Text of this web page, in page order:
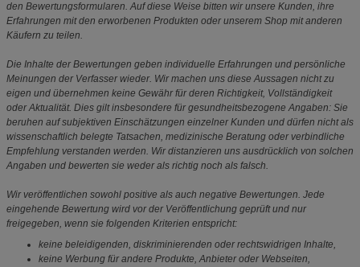
den Bewertungsformularen. Auf diese Weise bitten wir unsere Kunden, ihre
Erfahrungen mit den erworbenen Produkten oder unserem Shop mit anderen
Käufern zu teilen.
Die Inhalte der Bewertungen geben individuelle Erfahrungen und persönliche
Meinungen der Verfasser wieder. Wir machen uns diese Aussagen nicht zu
eigen und übernehmen keine Gewähr für deren Richtigkeit, Vollständigkeit
oder Aktualität. Dies gilt insbesondere für gesundheitsbezogene Angaben: Sie
beruhen auf subjektiven Einschätzungen einzelner Kunden und dürfen nicht als
wissenschaftlich belegte Tatsachen, medizinische Beratung oder verbindliche
Empfehlung verstanden werden. Wir distanzieren uns ausdrücklich von solchen
Angaben und bewerten sie weder als richtig noch als falsch.
Wir veröffentlichen sowohl positive als auch negative Bewertungen. Jede
eingehende Bewertung wird vor der Veröffentlichung geprüft und nur
freigegeben, wenn sie folgenden Kriterien entspricht:
keine beleidigenden, diskriminierenden oder rechtswidrigen Inhalte,
keine Werbung für andere Produkte, Anbieter oder Webseiten,